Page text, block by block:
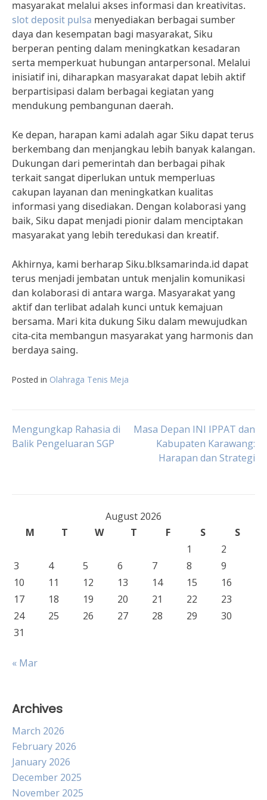
masyarakat melalui akses informasi dan kreativitas.
slot deposit pulsa menyediakan berbagai sumber
daya dan kesempatan bagi masyarakat, Siku
berperan penting dalam meningkatkan kesadaran
serta memperkuat hubungan antarpersonal. Melalui
inisiatif ini, diharapkan masyarakat dapat lebih aktif
berpartisipasi dalam berbagai kegiatan yang
mendukung pembangunan daerah.
Ke depan, harapan kami adalah agar Siku dapat terus
berkembang dan menjangkau lebih banyak kalangan.
Dukungan dari pemerintah dan berbagai pihak
terkait sangat diperlukan untuk memperluas
cakupan layanan dan meningkatkan kualitas
informasi yang disediakan. Dengan kolaborasi yang
baik, Siku dapat menjadi pionir dalam menciptakan
masyarakat yang lebih teredukasi dan kreatif.
Akhirnya, kami berharap Siku.blksamarinda.id dapat
terus menjadi jembatan untuk menjalin komunikasi
dan kolaborasi di antara warga. Masyarakat yang
aktif dan terlibat adalah kunci untuk kemajuan
bersama. Mari kita dukung Siku dalam mewujudkan
cita-cita membangun masyarakat yang harmonis dan
berdaya saing.
Posted in Olahraga Tenis Meja
Post
Mengungkap Rahasia di
Balik Pengeluaran SGP
Masa Depan INI IPPAT dan
Kabupaten Karawang:
Harapan dan Strategi
August 2026
M
T W T F S
S
1
2
3
4 5 6 7 8
9
10
11 12 13 14 15
16
17
18 19 20 21 22
23
24
25 26 27 28 29
30
31
« Mar
Archives
March 2026
February 2026
January 2026
December 2025
November 2025